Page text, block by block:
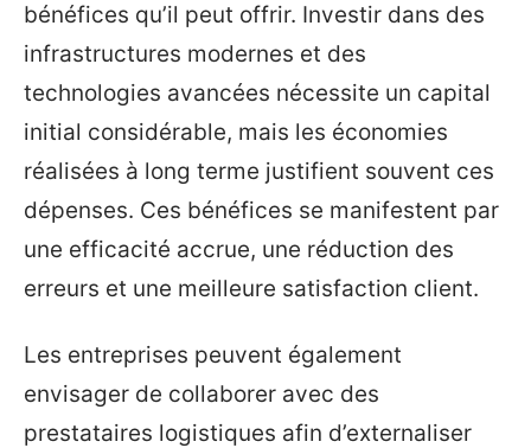
bénéfices qu’il peut offrir. Investir dans des
infrastructures modernes et des
technologies avancées nécessite un capital
initial considérable, mais les économies
réalisées à long terme justifient souvent ces
dépenses. Ces bénéfices se manifestent par
une efficacité accrue, une réduction des
erreurs et une meilleure satisfaction client.
Les entreprises peuvent également
envisager de collaborer avec des
prestataires logistiques afin d’externaliser